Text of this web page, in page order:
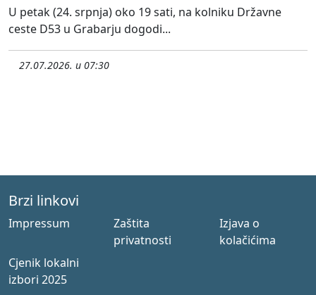
U petak (24. srpnja) oko 19 sati, na kolniku Državne
ceste D53 u Grabarju dogodi...
27.07.2026. u 07:30
Brzi linkovi
Impressum
Zaštita
privatnosti
Izjava o
kolačićima
Cjenik lokalni
izbori 2025